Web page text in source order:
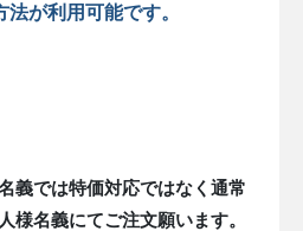
法が利用可能です。
義では特価対応ではなく通常
様名義にてご注文願います。